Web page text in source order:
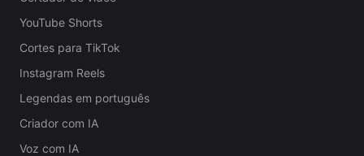
YouTube Shorts
Cortes para TikTok
Instagram Reels
Legendas em português
Criador com IA
Voz com IA